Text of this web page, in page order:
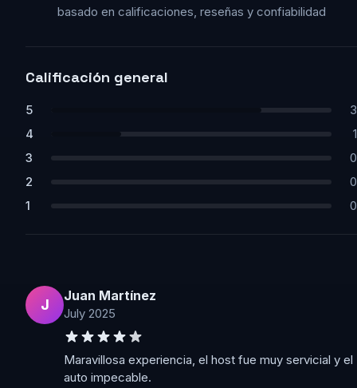
basado en calificaciones, reseñas y confiabilidad
Calificación general
5
3
4
1
3
0
2
0
1
0
J
Juan Martínez
July 2025
Maravillosa experiencia, el host fue muy servicial y el
auto impecable.